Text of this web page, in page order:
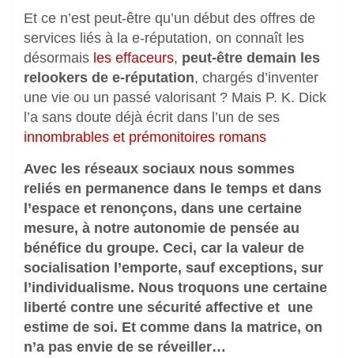
Et ce n’est peut-être qu’un début des offres de
services liés à la e-réputation, on connaît les
désormais les effaceurs, peut-être demain les
relookers de e-réputation, chargés d’inventer
une vie ou un passé valorisant ? Mais P. K. Dick
l’a sans doute déjà écrit dans l’un de ses
innombrables et prémonitoires romans
Avec les réseaux sociaux nous sommes
reliés en permanence dans le temps et dans
l’espace et renonçons, dans une certaine
mesure, à notre autonomie de pensée au
bénéfice du groupe. Ceci, car la valeur de
socialisation l’emporte, sauf exceptions, sur
l’individualisme. Nous troquons une certaine
liberté contre une sécurité affective et une
estime de soi. Et comme dans la matrice, on
n’a pas envie de se réveiller…